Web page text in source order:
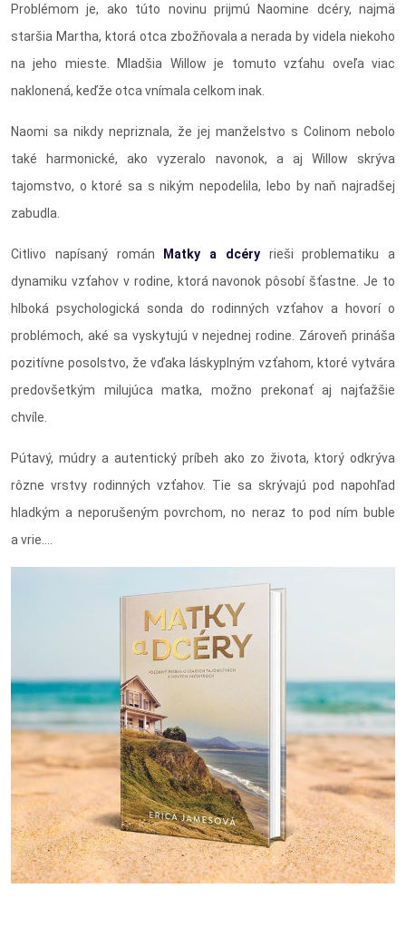
Problémom je, ako túto novinu prijmú Naomine dcéry, najmä
staršia Martha, ktorá otca zbožňovala a nerada by videla niekoho
na jeho mieste. Mladšia Willow je tomuto vzťahu oveľa viac
naklonená, keďže otca vnímala celkom inak.
Naomi sa nikdy nepriznala, že jej manželstvo s Colinom nebolo
také harmonické, ako vyzeralo navonok, a aj Willow skrýva
tajomstvo, o ktoré sa s nikým nepodelila, lebo by naň najradšej
zabudla.
Citlivo napísaný román Matky a dcéryrieši problematiku a
dynamiku vzťahov v rodine, ktorá navonok pôsobí šťastne. Je to
hlboká psychologická sonda do rodinných vzťahov a hovorí o
problémoch, aké sa vyskytujú v nejednej rodine. Zároveň prináša
pozitívne posolstvo, že vďaka láskyplným vzťahom, ktoré vytvára
predovšetkým milujúca matka, možno prekonať aj najťažšie
chvíle.
Pútavý, múdry a autentický príbeh ako zo života, ktorý odkrýva
rôzne vrstvy rodinných vzťahov. Tie sa skrývajú pod napohľad
hladkým a neporušeným povrchom, no neraz to pod ním buble
a vrie....